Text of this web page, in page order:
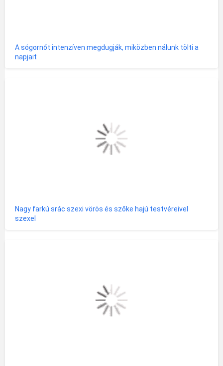
A sógornőt intenzíven megdugják, miközben nálunk tölti a
napjait
Nagy farkú srác szexi vörös és szőke hajú testvéreivel
szexel